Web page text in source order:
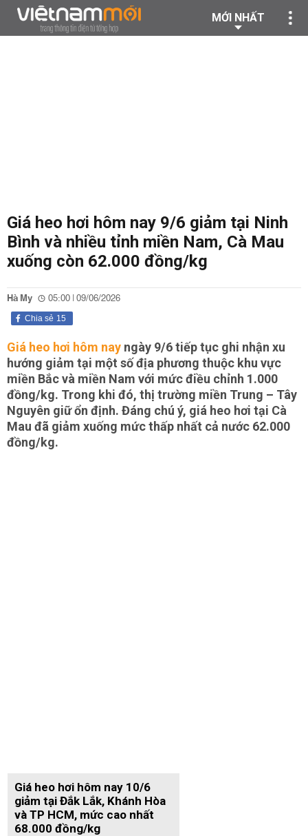
MỚI NHẤT
Giá heo hơi hôm nay 9/6 giảm tại Ninh
Bình và nhiều tỉnh miền Nam, Cà Mau
xuống còn 62.000 đồng/kg
Hà My 05:00 | 09/06/2026
15
Chia sẻ
Giá heo hơi hôm nay ngày 9/6 tiếp tục ghi nhận xu
hướng giảm tại một số địa phương thuộc khu vực
miền Bắc và miền Nam với mức điều chỉnh 1.000
đồng/kg. Trong khi đó, thị trường miền Trung – Tây
Nguyên giữ ổn định. Đáng chú ý, giá heo hơi tại Cà
Mau đã giảm xuống mức thấp nhất cả nước 62.000
đồng/kg.
Giá heo hơi hôm nay 10/6
giảm tại Đắk Lắk, Khánh Hòa
và TP HCM, mức cao nhất
68.000 đồng/kg